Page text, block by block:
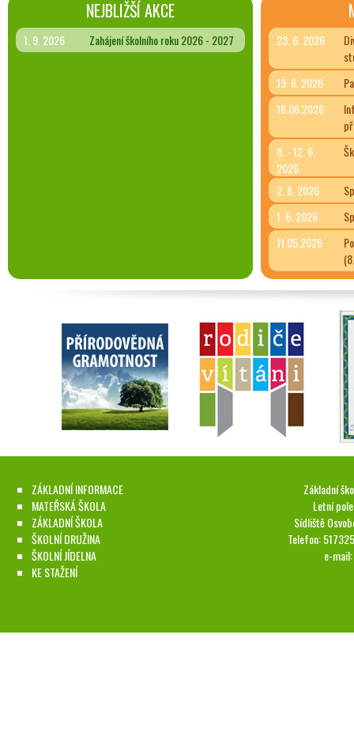
NEJBLIŽŠÍ AKCE
1. 9. 2026 Zahájení školního roku 2026 - 2027 23. 6. 2026
19. 6. 2026
16.06.2026
8. - 12. 6.
2026
2. 6. 2026
1. 6. 2026
11.05.2026
ZÁKLADNÍ INFORMACE
MATEŘSKÁ ŠKOLA
ZÁKLADNÍ ŠKOLA
ŠKOLNÍ DRUŽINA
ŠKOLNÍ JÍDELNA
KE STAŽENÍ
Základní
Letní
Sídliště
Telefon:
e-mail: